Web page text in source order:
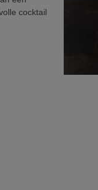
cocktail